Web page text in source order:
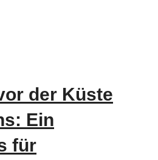
der Küste
Ein
für